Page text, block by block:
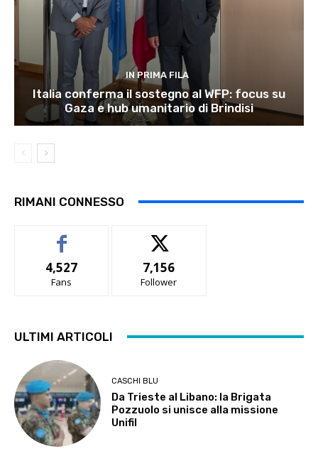
IN PRIMA FILA
Italia conferma il sostegno al WFP: focus su
Gaza e hub umanitario di Brindisi
RIMANI CONNESSO
4,527
Fans
7,156
Follower
ULTIMI ARTICOLI
CASCHI BLU
Da Trieste al Libano: la Brigata
Pozzuolo si unisce alla missione
Unifil